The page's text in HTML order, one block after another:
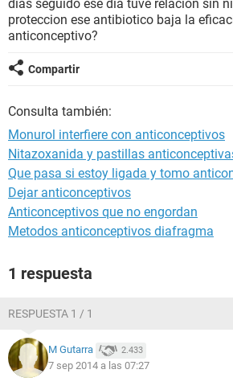
GLOSARIO
dias seguido ese dia tuve relacion sin
proteccion ese antibiotico baja la
anticonceptivo?
Compartir
Consulta también:
Monurol interfiere con anticonceptivos
Nitazoxanida y pastillas
Que pasa si estoy ligada y tomo
Dejar anticonceptivos
Anticonceptivos que no engordan
Metodos anticonceptivos diafragma
1 respuesta
RESPUESTA 1 / 1
M Gutarra 2.433
7 sep 2014 a las 07:27